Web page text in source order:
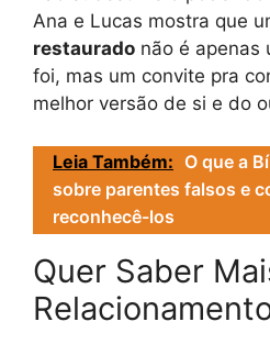
Ana e Lucas mostra que
restaurado não é apenas
foi, mas um convite pra
melhor versão de si e do
Leia Também: O que a
sobre parentes falsos e
reconhecê-los
Quer Saber